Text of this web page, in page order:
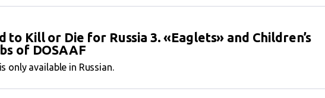
to Kill or Die for Russia 3. «Eaglets» and Children’s
of DOSAAF
only available in Russian.